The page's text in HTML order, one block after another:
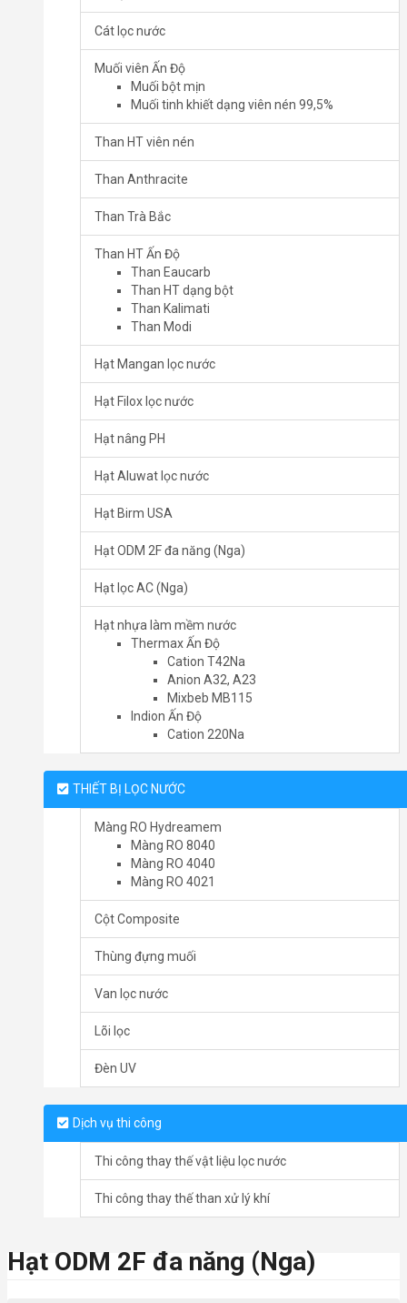
Cát lọc nước
Muối viên Ấn Độ
Muối bột mịn
Muối tinh khiết dạng viên nén 99,5%
Than HT viên nén
Than Anthracite
Than Trà Bắc
Than HT Ấn Độ
Than Eaucarb
Than HT dạng bột
Than Kalimati
Than Modi
Hạt Mangan lọc nước
Hạt Filox lọc nước
Hạt nâng PH
Hạt Aluwat lọc nước
Hạt Birm USA
Hạt ODM 2F đa năng (Nga)
Hạt lọc AC (Nga)
Hạt nhựa làm mềm nước
Thermax Ấn Độ
Cation T42Na
Anion A32, A23
Mixbeb MB115
Indion Ấn Độ
Cation 220Na
THIẾT BỊ LỌC NƯỚC
Màng RO Hydreamem
Màng RO 8040
Màng RO 4040
Màng RO 4021
Cột Composite
Thùng đựng muối
Van lọc nước
Lõi lọc
Đèn UV
Dịch vụ thi công
Thi công thay thế vật liệu lọc nước
Thi công thay thế than xử lý khí
Hạt ODM 2F đa năng (Nga)